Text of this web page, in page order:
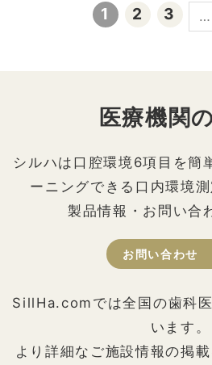
1 2 3 …
医療機関
シルハは口腔環境6項目を簡
ーニングできる口内環境測
製品情報・お問い合
お問い合わせ
SillHa.comでは全国の歯科
います。
より詳細なご施設情報の掲